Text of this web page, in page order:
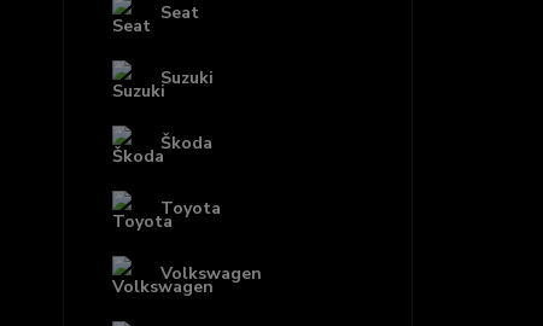
Seat
Suzuki
Škoda
Toyota
Volkswagen